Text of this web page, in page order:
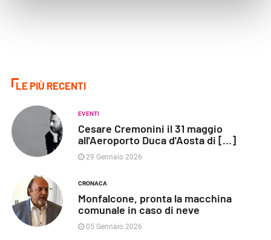
LE PIÙ RECENTI
EVENTI
Cesare Cremonini il 31 maggio
all'Aeroporto Duca d'Aosta di [...]
29 Gennaio 2026
CRONACA
Monfalcone, pronta la macchina
comunale in caso di neve
05 Gennaio 2026